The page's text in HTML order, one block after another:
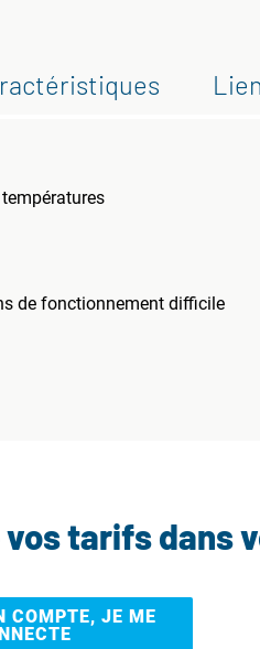
de fonctionnement difficile
tarifs dans
COMPTE, JE ME